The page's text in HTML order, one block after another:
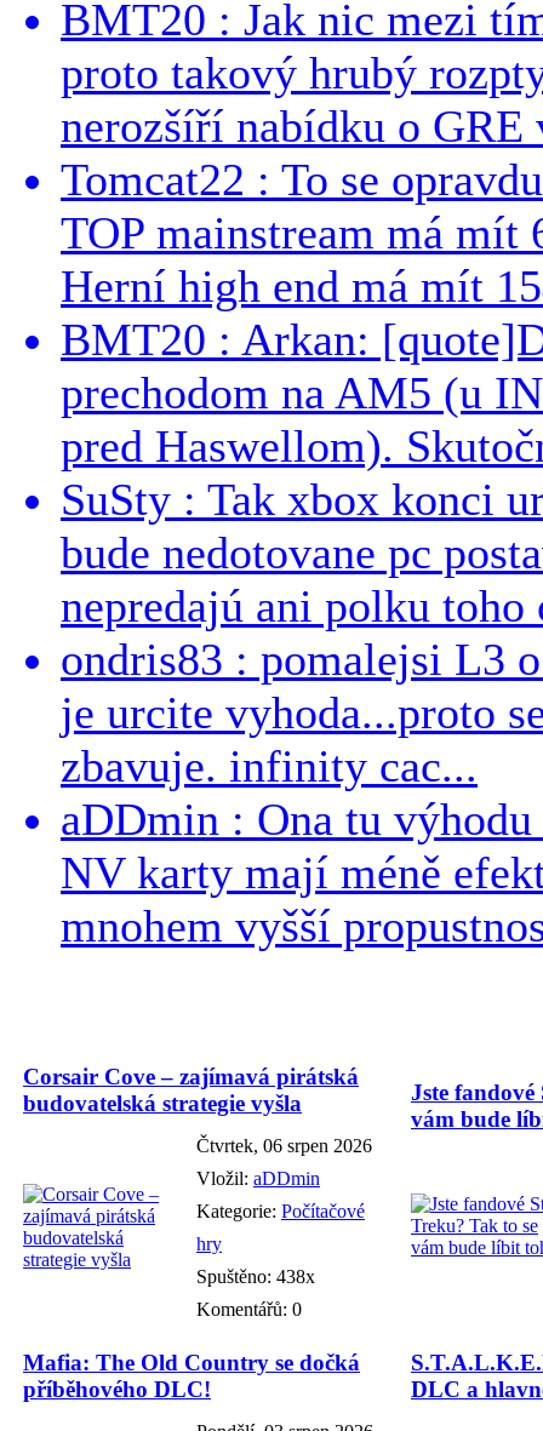
BMT20 : Jak nic mezi
proto takový hrubý
nerozšíří nabídku o GRE
Tomcat22 : To se
TOP mainstream má
Herní high end má mít
BMT20 : Arkan:
prechodom na AM5 (u
pred Haswellom).
SuSty : Tak xbox konci
bude nedotovane pc
nepredajú ani polku toho
ondris83 : pomalejsi L3
je urcite vyhoda...proto
zbavuje. infinity cac...
aDDmin : Ona tu
NV karty mají méně
mnohem vyšší
Corsair Cove – zajímavá pirátská
budovatelská strategie vyšla
Čtvrtek, 06 srpen 2026
Vložil: aDDmin
Kategorie: Počítačové
hry
Spuštěno: 438x
Komentářů: 0
Jste
vám bude
Mafia: The Old Country se dočká
příběhového DLC!
DLC a